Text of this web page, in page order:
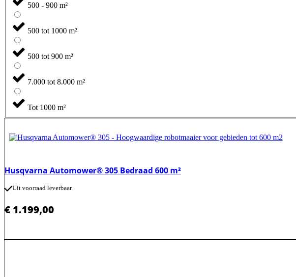
500 - 900 m²
500 tot 1000 m²
500 tot 900 m²
7.000 tot 8.000 m²
Tot 1000 m²
Husqvarna Automower® 305 Bedraad 600 m²
Uit voorraad leverbaar
€ 1.199,00